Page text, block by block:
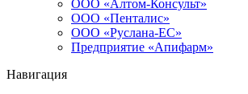
ООО «Алтом-Консульт»
ООО «Пенталис»
ООО «Руслана-ЕС»
Предприятие «Апифарм»
Навигация